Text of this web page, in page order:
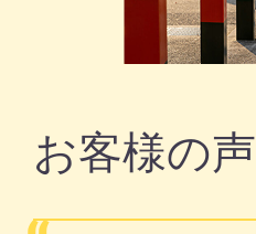
お客様の声